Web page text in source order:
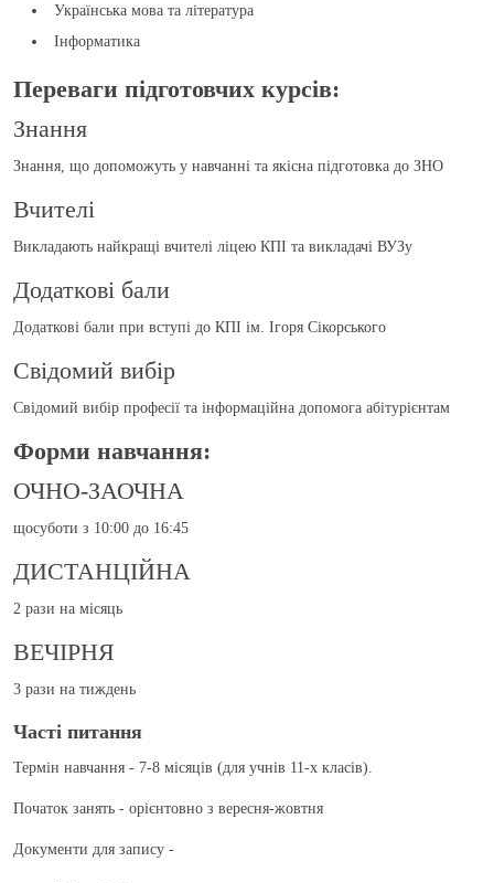
Українська мова та література
Інформатика
Переваги підготовчих курсів:
Знання
Знання, що допоможуть у навчанні та якісна підготовка до ЗНО
Вчителi
Викладають найкращі вчителi ліцею КПІ та викладачі ВУЗу
Додаткові бали
Додаткові бали при вступі до КПІ ім. Ігоря Сікорського
Свідомий вибір
Свідомий вибір професії та інформаційна допомога абітурієнтам
Форми навчання:
ОЧНО-ЗАОЧНА
щосуботи з 10:00 до 16:45
ДИСТАНЦІЙНА
2 рази на місяць
ВЕЧІРНЯ
3 рази на тиждень
Частi питання
Термін навчання - 7-8 місяців (для учнів 11-х класів).
Початок занять - орієнтовно з вересня-жовтня
Документи для запису -